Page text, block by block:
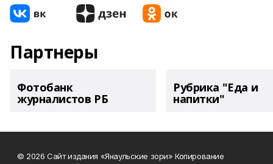
Партнеры
Фотобанк
журналистов РБ
Рубрика "Еда и
напитки"
© 2026 Сайт издания «Янаульские зори» Копирование